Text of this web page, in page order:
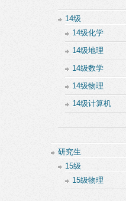
14级
14级化学
14级地理
14级数学
14级物理
14级计算机
研究生
15级
15级物理